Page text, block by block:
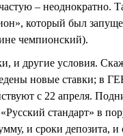
– неоднократно.
который был
чемпионский).
и другие условия.
новые ставки; в
с 22 апреля.
стандарт» в
и сроки депозита, и